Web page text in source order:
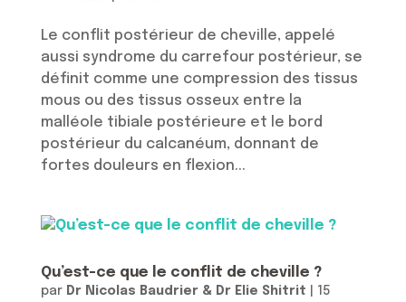
Le conflit postérieur de cheville, appelé
aussi syndrome du carrefour postérieur, se
définit comme une compression des tissus
mous ou des tissus osseux entre la
malléole tibiale postérieure et le bord
postérieur du calcanéum, donnant de
fortes douleurs en flexion...
Qu’est-ce que le conflit de cheville ?
par Dr Nicolas Baudrier & Dr Elie Shitrit
15